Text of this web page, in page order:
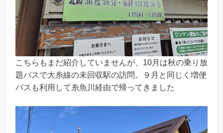
こちらもまだ紹介していませんが、10月は秋の乗り放
題パスで大糸線の未回収駅の訪問。９月と同じく増便
バスも利用して糸魚川経由で帰ってきました